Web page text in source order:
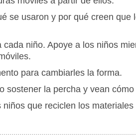
se usaron y por qué creen
niño. Apoye a los niños
para cambiarles la forma.
la percha y vean
que reciclen los materiales